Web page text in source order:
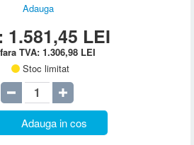
Adauga
1.581,45 LEI
TVA: 1.306,98 LEI
Stoc limitat
Adauga in cos